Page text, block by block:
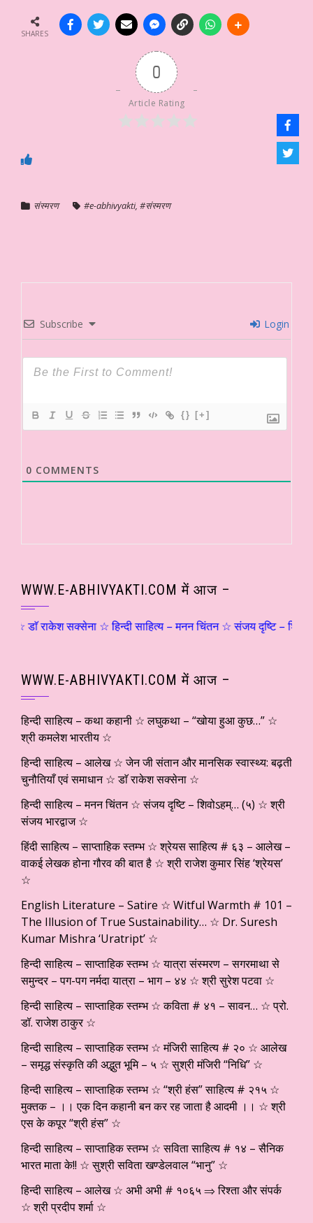
SHARES
0
Article Rating
संस्मरण #e-abhivyakti, #संस्मरण
Subscribe Login
{} [+]
0 COMMENTS
WWW.E-ABHIVYAKTI.COM में आज –
सक्सेना ☆ हिन्दी साहित्य – मनन चिंतन ☆ संजय दृष्टि –
WWW.E-ABHIVYAKTI.COM में आज –
हिन्दी साहित्य – कथा कहानी ☆ लघुकथा – “खोया हुआ कुछ…” ☆
श्री कमलेश भारतीय ☆
हिन्दी साहित्य – आलेख ☆ जेन जी संतान और मानसिक स्वास्थ्य: बढ़ती
चुनौतियाँ एवं समाधान ☆ डाॅ राकेश सक्सेना ☆
हिन्दी साहित्य – मनन चिंतन ☆ संजय दृष्टि – शिवोऽहम्… (५) ☆ श्री
संजय भारद्वाज ☆
हिंदी साहित्य – साप्ताहिक स्तम्भ ☆ श्रेयस साहित्य # ६३ – आलेख –
वाकई लेखक होना गौरव की बात है ☆ श्री राजेश कुमार सिंह ‘श्रेयस’
☆
English Literature – Satire ☆ Witful Warmth # 101 –
The Illusion of True Sustainability… ☆ Dr. Suresh
Kumar Mishra ‘Uratript’ ☆
हिन्दी साहित्य – साप्ताहिक स्तम्भ ☆ यात्रा संस्मरण – सगरमाथा से
समुन्दर – पग-पग नर्मदा यात्रा – भाग – ४४ ☆ श्री सुरेश पटवा ☆
हिन्दी साहित्य – साप्ताहिक स्तम्भ ☆ कविता # ४१ – सावन… ☆ प्रो.
डॉ. राजेश ठाकुर ☆
हिन्दी साहित्य – साप्ताहिक स्तम्भ ☆ मंजिरी साहित्य # २० ☆ आलेख
– समृद्ध संस्कृति की अद्भुत भूमि – ५ ☆ सुश्री मंजिरी “निधि” ☆
हिन्दी साहित्य – साप्ताहिक स्तम्भ ☆ “श्री हंस” साहित्य # २१५ ☆
मुक्तक – ।। एक दिन कहानी बन कर रह जाता है आदमी ।। ☆ श्री
एस के कपूर “श्री हंस” ☆
हिन्दी साहित्य – साप्ताहिक स्तम्भ ☆ सविता साहित्य # १४ – सैनिक
भारत माता के!! ☆ सुश्री सविता खण्डेलवाल “भानु” ☆
हिन्दी साहित्य – आलेख ☆ अभी अभी # १०६५ ⇒ रिश्ता और संपर्क
☆ श्री प्रदीप शर्मा ☆